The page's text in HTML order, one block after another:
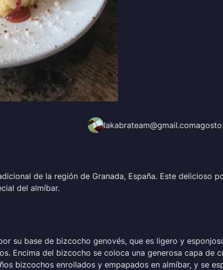
lakabrateam@gmail.com
de la región de Granada, España. Este delicioso
del almíbar.
su base de bizcocho genovés, que es ligero y
Encima del bizcocho se coloca una generosa capa de
bizcochos enrollados y empapados en almíbar, y se